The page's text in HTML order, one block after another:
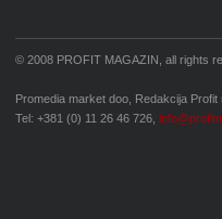
© 2008 PROFIT MAGAZIN, all rights
Promedia market doo, Redakcija
Tel: +381 (0) 11 26 46 726,